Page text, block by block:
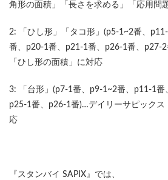
角形の面積」「長さを求める」「応用問
2: 「ひし形」「タコ形」(p5-1~2番、
番、p20-1番、p21-1番、p26-1番、p27-
「ひし形の面積」に対応
3: 「台形」(p7-1番、p9-1~2番、p11-1番
p25-1番、p26-1番)…デイリーサピック
応
『スタンバイ SAPIX』では、